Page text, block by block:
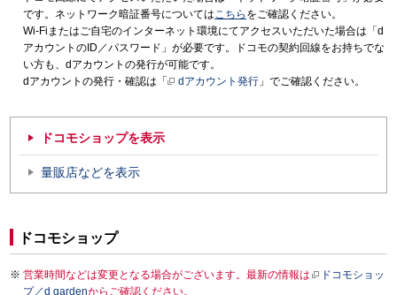
です。ネットワーク暗証番号についてはこちら をご確認ください。
Wi-Fiまたはご自宅のインターネット環境にてアクセスいただいた場合は「d
アカウントのID／パスワード」が必要です。ドコモの契約回線をお持ちでな
い方も、dアカウントの発行が可能です。
dアカウントの発行・確認は「
dアカウント発行 」でご確認ください。
ドコモショップを表示
量販店などを表示
ドコモショップ
営業時間などは変更となる場合がございます。最新の情報は
ドコモショッ
プ／d gardenからご確認ください。